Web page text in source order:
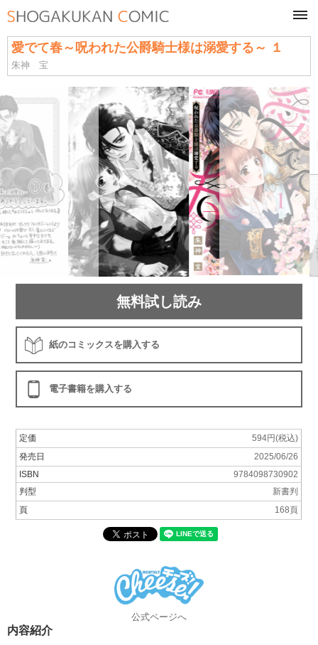
愛でて春～呪われた公爵騎士様は溺愛する～ １
朱神 宝
無料試し読み
紙のコミックスを購入する
電子書籍を購入する
定価
594円(税込)
発売日
2025/06/26
ISBN
9784098730902
判型
新書判
頁
168頁
公式ページへ
内容紹介